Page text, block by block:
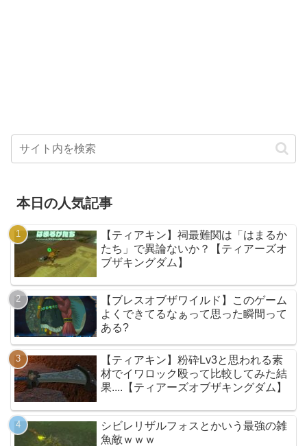
本日の人気記事
【ティアキン】祠最難関は「はまるか
たち」で異論ないか？【ティアーズオ
ブザキングダム】
【ブレスオブザワイルド】このゲーム
よくできてるなぁって思った瞬間って
ある?
【ティアキン】粉砕Lv3と思われる素
材でイワロック殴って比較してみた結
果....【ティアーズオブザキングダム】
シビレリザルフォスとかいう最強の雑
魚敵ｗｗｗ